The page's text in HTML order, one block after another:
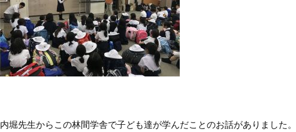
内堀先生からこの林間学舎で子ども達が学んだことのお話がありました。